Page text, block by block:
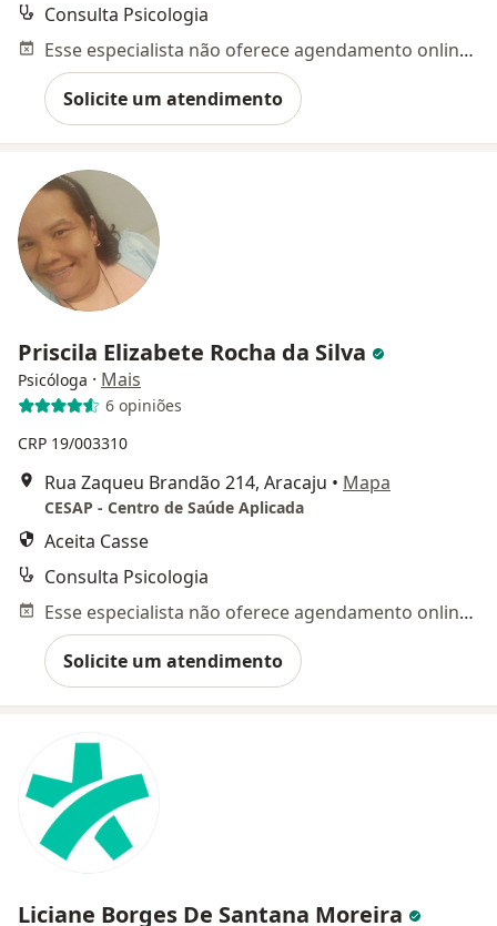
Consulta Psicologia
Esse especialista não oferece agendamento online para esse endereço.
Solicite um atendimento
Priscila Elizabete Rocha da Silva
Psicóloga · Mais
6 opiniões
CRP 19/003310
Rua Zaqueu Brandão 214, Aracaju • Mapa
CESAP - Centro de Saúde Aplicada
Aceita Casse
Consulta Psicologia
Esse especialista não oferece agendamento online para esse endereço.
Solicite um atendimento
Liciane Borges De Santana Moreira